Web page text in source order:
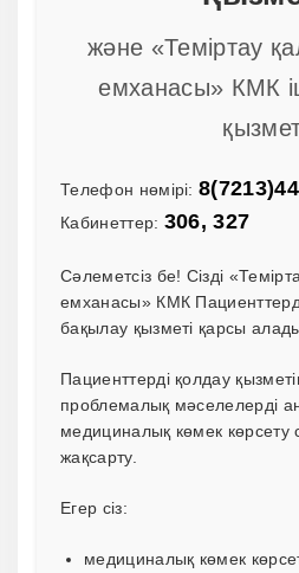
және «Теміртау
емханасы» КМК
Телефон нөмірі:
Кабинеттер: 306, 327
Сәлеметсіз бе! Сізді
емханасы» КМК
бақылау қызметі қарсы
Пациенттерді қолдау
проблемалық мәселелерді
медициналық көмек көрсету
жақсарту.
Егер сіз:
медициналық көмек